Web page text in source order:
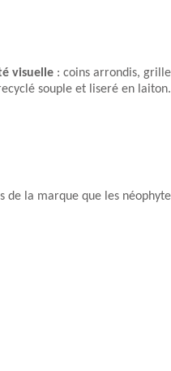
visuelle : coins arrondis, grille
souple et liseré en laiton.
de la marque que les